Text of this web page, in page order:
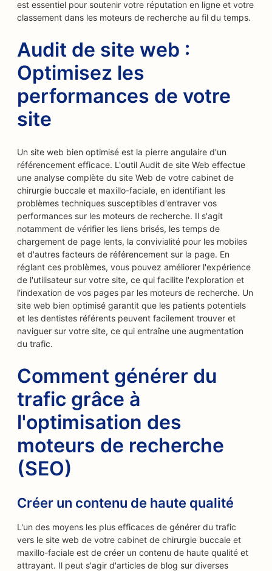
est essentiel pour soutenir votre réputation en ligne et votre
classement dans les moteurs de recherche au fil du temps.
Audit de site web :
Optimisez les
performances de votre
site
Un site web bien optimisé est la pierre angulaire d'un
référencement efficace. L'outil Audit de site Web effectue
une analyse complète du site Web de votre cabinet de
chirurgie buccale et maxillo-faciale, en identifiant les
problèmes techniques susceptibles d'entraver vos
performances sur les moteurs de recherche. Il s'agit
notamment de vérifier les liens brisés, les temps de
chargement de page lents, la convivialité pour les mobiles
et d'autres facteurs de référencement sur la page. En
réglant ces problèmes, vous pouvez améliorer l'expérience
de l'utilisateur sur votre site, ce qui facilite l'exploration et
l'indexation de vos pages par les moteurs de recherche. Un
site web bien optimisé garantit que les patients potentiels
et les dentistes référents peuvent facilement trouver et
naviguer sur votre site, ce qui entraîne une augmentation
du trafic.
Comment générer du
trafic grâce à
l'optimisation des
moteurs de recherche
(SEO)
Créer un contenu de haute qualité
L'un des moyens les plus efficaces de générer du trafic
vers le site web de votre cabinet de chirurgie buccale et
maxillo-faciale est de créer un contenu de haute qualité et
attrayant. Il peut s'agir d'articles de blog sur diverses